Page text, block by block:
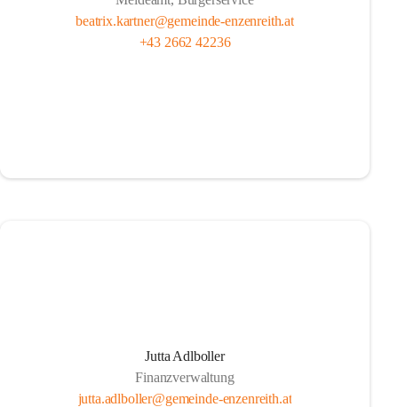
beatrix.kartner@gemeinde-enzenreith.at
+43 2662 42236
Jutta Adlboller
Finanzverwaltung
jutta.adlboller@gemeinde-enzenreith.at